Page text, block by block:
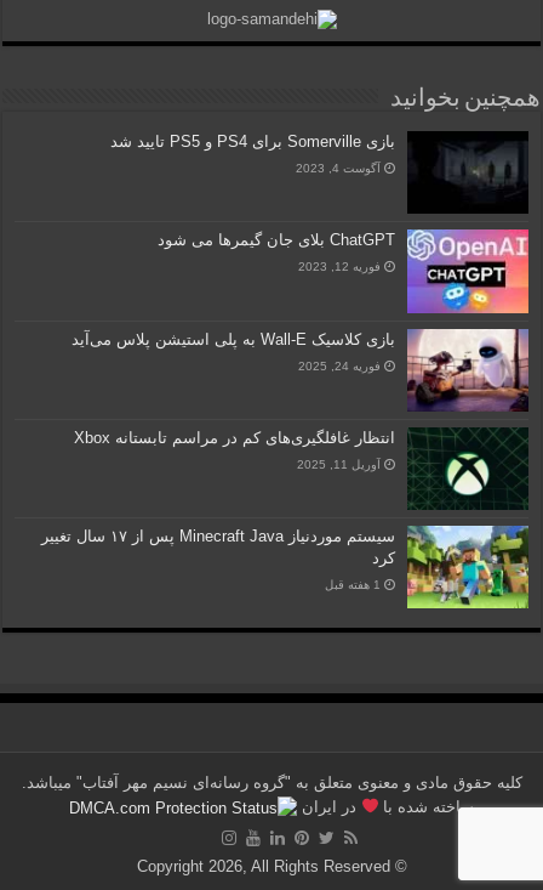
همچنین بخوانید
بازی Somerville برای PS4 و PS5 تایید شد
آگوست 4, 2023
ChatGPT بلای جان گیمرها می شود
فوریه 12, 2023
بازی کلاسیک Wall-E به پلی استیشن پلاس می‌آید
فوریه 24, 2025
انتظار غافلگیری‌های کم در مراسم تابستانه Xbox
آوریل 11, 2025
سیستم موردنیاز Minecraft Java پس از ۱۷ سال تغییر
کرد
1 هفته قبل
کلیه حقوق مادی و معنوی متعلق به "گروه رسانه‌ای نسیم مهر آفتاب" می‎باشد.
ساخته شده با
در ایران
© Copyright 2026, All Rights Reserved